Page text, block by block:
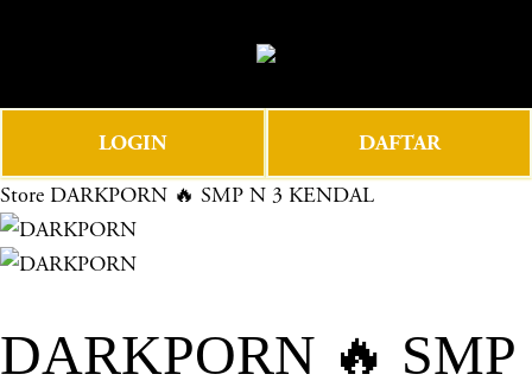
e
e
n
u
LOGIN DAFTAR
Store DARKPORN 🔥 SMP N 3 KENDAL
DARKPORN 🔥 SMP